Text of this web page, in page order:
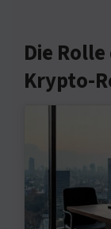
Die
Krypto-